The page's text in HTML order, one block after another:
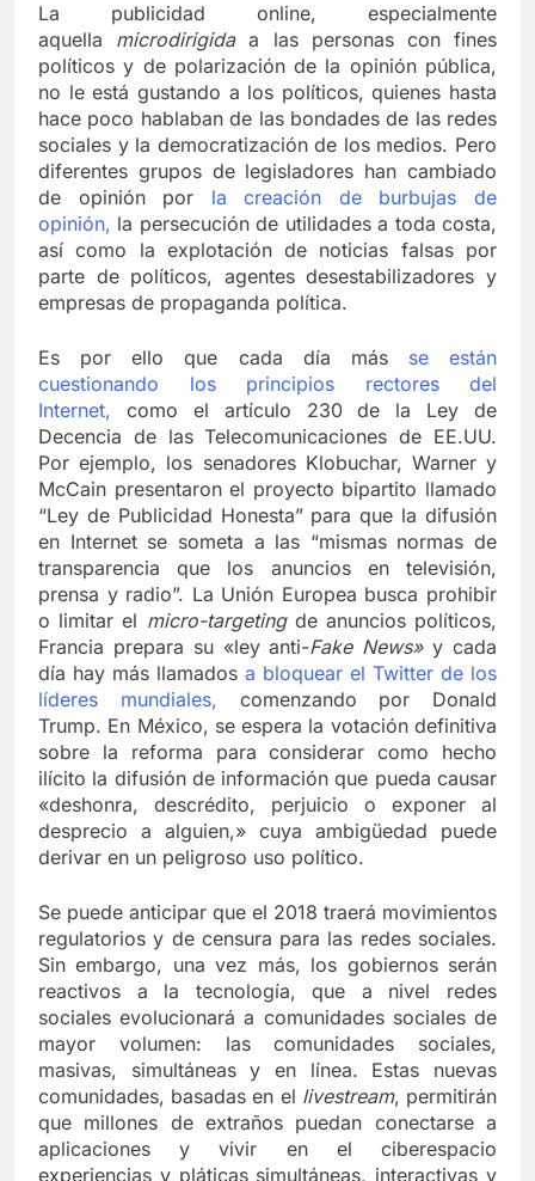
La publicidad online, especialmente
aquella microdirigidaa las personas con fines
políticos y de polarización de la opinión pública,
no le está gustando a los políticos, quienes hasta
hace poco hablaban de las bondades de las redes
sociales y la democratización de los medios. Pero
diferentes grupos de legisladores han cambiado
de opinión por la creación de burbujas de
opinión, la persecución de utilidades a toda costa,
así como la explotación de noticias falsas por
parte de políticos, agentes desestabilizadores y
empresas de propaganda política.
Es por ello que cada día más se están
cuestionando los principios rectores del
Internet, como el artículo 230 de la Ley de
Decencia de las Telecomunicaciones de EE.UU.
Por ejemplo, los senadores Klobuchar, Warner y
McCain presentaron el proyecto bipartito llamado
“Ley de Publicidad Honesta” para que la difusión
en Internet se someta a las “mismas normas de
transparencia que los anuncios en televisión,
prensa y radio”. La Unión Europea busca prohibir
o limitar el micro-targetingde anuncios políticos,
Francia prepara su «ley anti-Fake News»y cada
día hay más llamados a bloquear el Twitter de los
líderes mundiales, comenzando por Donald
Trump. En México, se espera la votación definitiva
sobre la reforma para considerar como hecho
ilícito la difusión de información que pueda causar
«deshonra, descrédito, perjuicio o exponer al
desprecio a alguien,» cuya ambigüedad puede
derivar en un peligroso uso político.
Se puede anticipar que el 2018 traerá movimientos
regulatorios y de censura para las redes sociales.
Sin embargo, una vez más, los gobiernos serán
reactivos a la tecnología, que a nivel redes
sociales evolucionará a comunidades sociales de
mayor volumen: las comunidades sociales,
masivas, simultáneas y en línea. Estas nuevas
comunidades, basadas en el livestream, permitirán
que millones de extraños puedan conectarse a
aplicaciones y vivir en el ciberespacio
experiencias y pláticas simultáneas, interactivas y